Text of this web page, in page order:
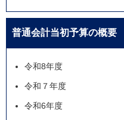
普通会計当初予算の概要
令和8年度
令和７年度
令和6年度